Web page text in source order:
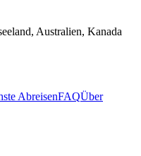
Australien, Kanada
AbreisenFAQÜber